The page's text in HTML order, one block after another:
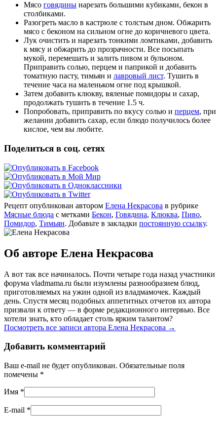
Мясо говядины нарезать большими кубиками, бекон в
столбиками.
Разогреть масло в кастрюле с толстым дном. Обжарить
мясо с беконом на сильном огне до коричневого цвета.
Лук очистить и нарезать тонкими ломтиками, добавить
к мясу и обжарить до прозрачности. Все посыпать
мукой, перемешать и залить пивом и бульоном.
Приправить солью, перцем и паприкой и добавить
томатную пасту, тимьян и лавровый лист. Тушить в
течение часа на маленьком огне под крышкой.
Затем добавить клюкву, вяленые помидоры и сахар,
продолжать тушить в течение 1.5 ч.
Попробовать, приправить по вкусу солью и перцем, при
желании добавить сахар, если блюдо получилось более
кислое, чем вы любите.
Поделиться в соц. сетях
Рецепт опубликован автором Елена Некрасова в рубрике
Мясные блюда с метками Бекон, Говядина, Клюква, Пиво,
Помидор, Тимьян. Добавьте в закладки постоянную ссылку.
Об авторе Елена Некрасова
А вот так все начиналось. Почти четыре года назад участники
форума vladmama.ru были изумлены разнообразием блюд,
приготовляемых на ужин одной из владмамочек. Каждый
день. Спустя месяц подобных аппетитных отчетов их автора
призвали к ответу — в форме редакционного интервью. Все
хотели знать, кто обладает столь ярким талантом?
Посмотреть все записи автора Елена Некрасова →
Добавить комментарий
Ваш e-mail не будет опубликован. Обязательные поля
помечены *
Имя *
E-mail *